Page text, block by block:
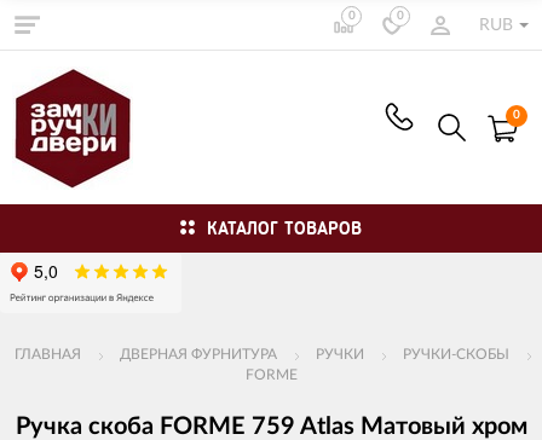
0 0
RUB
0
КАТАЛОГ ТОВАРОВ
ГЛАВНАЯ ДВЕРНАЯ ФУРНИТУРА РУЧКИ
РУЧКИ-СКОБЫ
FORME
Ручка скоба FORME 759 Atlas Матовый хром